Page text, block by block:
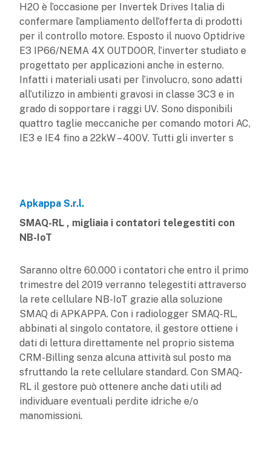
H2O è l’occasione per Invertek Drives Italia di
confermare l’ampliamento dell’offerta di prodotti
per il controllo motore. Esposto il nuovo Optidrive
E3 IP66/NEMA 4X OUTDOOR, l’inverter studiato e
progettato per applicazioni anche in esterno.
Infatti i materiali usati per l’involucro, sono adatti
all’utilizzo in ambienti gravosi in classe 3C3 e in
grado di sopportare i raggi UV. Sono disponibili
quattro taglie meccaniche per comando motori AC,
IE3 e IE4 fino a 22kW – 400V. Tutti gli inverter s
Apkappa S.r.l.
SMAQ-RL , migliaia i contatori telegestiti con
NB-IoT
Saranno oltre 60.000 i contatori che entro il primo
trimestre del 2019 verranno telegestiti attraverso
la rete cellulare NB-IoT grazie alla soluzione
SMAQ di APKAPPA. Con i radiologger SMAQ-RL,
abbinati al singolo contatore, il gestore ottiene i
dati di lettura direttamente nel proprio sistema
CRM-Billing senza alcuna attività sul posto ma
sfruttando la rete cellulare standard. Con SMAQ-
RL il gestore può ottenere anche dati utili ad
individuare eventuali perdite idriche e/o
manomissioni.